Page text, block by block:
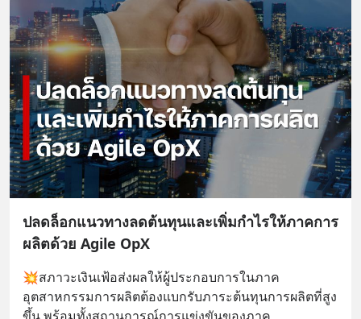
ปลดล็อกแนวทางลดต้นทุนและเพิ่มกำไรให้ภาคการ
ผลิตด้วย Agile OpX
💥สภาวะเงินเฟ้อส่งผลให้ผู้ประกอบการในภาค
อุตสาหกรรมการผลิตต้องแบกรับภาระต้นทุนการผลิตที่สูง